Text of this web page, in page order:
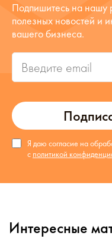
Я даю согласие на
с политикой
Подпишитесь на нашу
полезных новостей и
вашего бизнеса.
Интересные